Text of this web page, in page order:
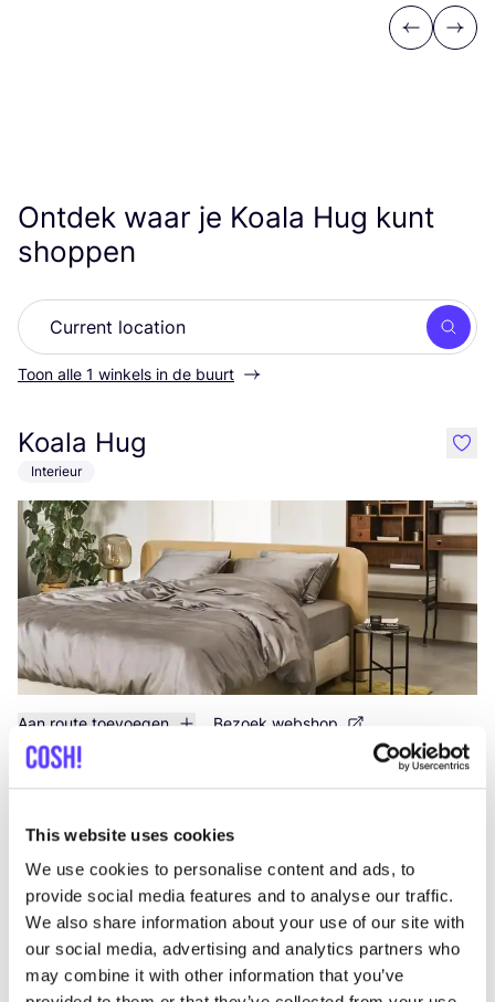
This website uses cookies
We use cookies to personalise content and ads, to
provide social media features and to analyse our traffic.
We also share information about your use of our site with
our social media, advertising and analytics partners who
may combine it with other information that you’ve
Previous
Next
Ontdek waar je Koala Hug kunt
shoppen
Zoek
Toon alle 1 winkels in de buurt
Koala Hug
Interieur
Aan route toevoegen Bezoek webshop
like